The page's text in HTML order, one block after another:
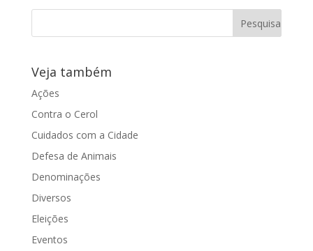
Por Claudio Dias Há dez anos, a Câmara
Municipal de Araraquara aprovou a Lei
Veja também
Ações
Contra o Cerol
Cuidados com a Cidade
Defesa de Animais
Denominações
Diversos
Eleições
Eventos